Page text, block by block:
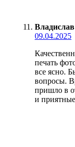
09.04.2025
печать
все ясно.
вопросы.
пришло в
и